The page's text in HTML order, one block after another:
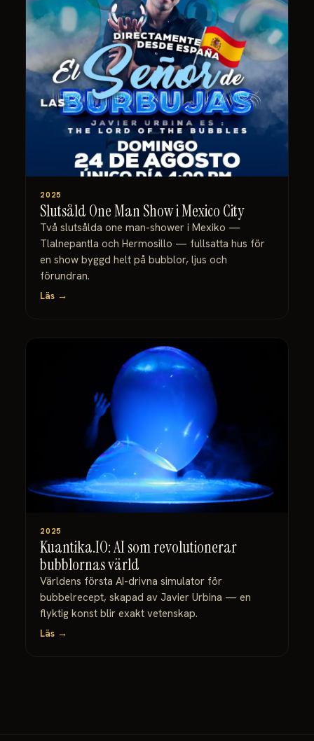
2025
Slutsåld One Man Show i Mexico City
Två slutsålda one man-shower i Mexiko —
Tlalnepantla och Hermosillo — fullsatta hus för
en show byggd helt på bubblor, ljus och
förundran.
Läs →
2025
Kuantika.IO: AI som revolutionerar
bubblornas värld
Världens första AI-drivna simulator för
bubbelrecept, skapad av Javier Urbina — en
flyktig konst blir exakt vetenskap.
Läs →